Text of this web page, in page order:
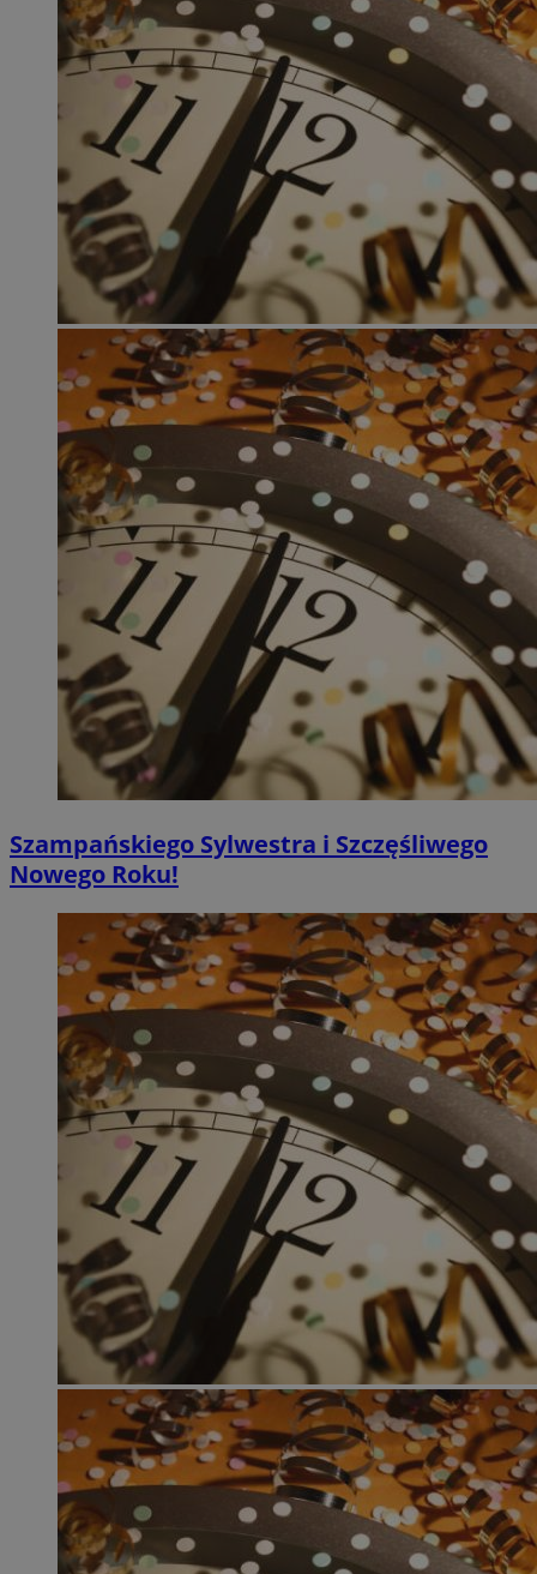
Szampańskiego Sylwestra i Szczęśliwego
Nowego Roku!